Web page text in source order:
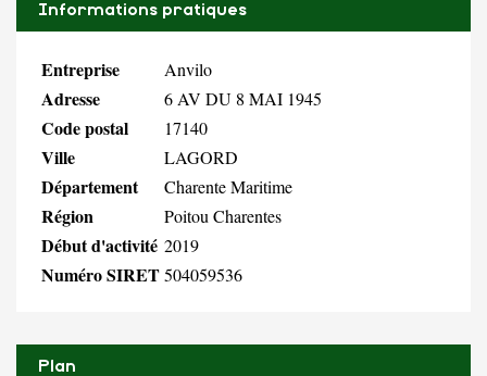
Informations pratiques
Entreprise Anvilo
Adresse 6 AV DU 8 MAI 1945
Code postal 17140
Ville LAGORD
Département Charente Maritime
Région Poitou Charentes
Début d'activité 2019
Numéro SIRET504059536
Plan